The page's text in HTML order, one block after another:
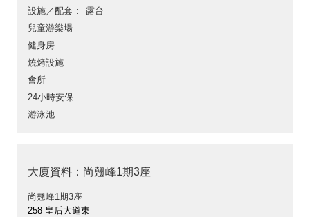
設施／配套
露台
兒童游樂場
健身房
燒烤設施
會所
24小時安保
游泳池
大廈資料：尚翹峰1期3座
尚翹峰1期3座
258 皇后大道東